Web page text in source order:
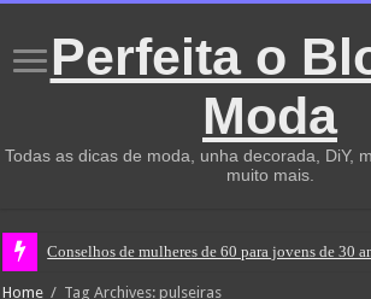
Perfeita o
Moda
Todas as dicas de moda, unha decorada, DiY,
muito mais.
Conselhos de mulheres de 60 para jovens de 30
Home / Tag Archives: pulseiras